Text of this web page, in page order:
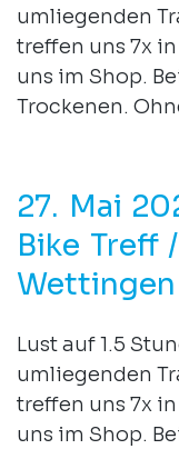
umliegenden
treffen uns 7x
uns im Shop.
Trockenen.
27. Mai
Bike Treff
Wettingen
Lust auf 1.5
umliegenden
treffen uns 7x
uns im Shop.